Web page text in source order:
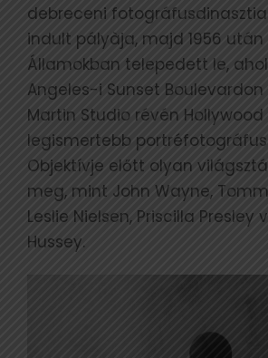
debreceni
indult pályàja, majd 1956 után
Államokban telepedett le,
Angeles-i Sunset
Martin Studio révén Hollywood
legismertebb
Objektívje előtt olyan
meg, mint John Wayne,
Leslie Nielsen, Priscilla Presley
Hussey.